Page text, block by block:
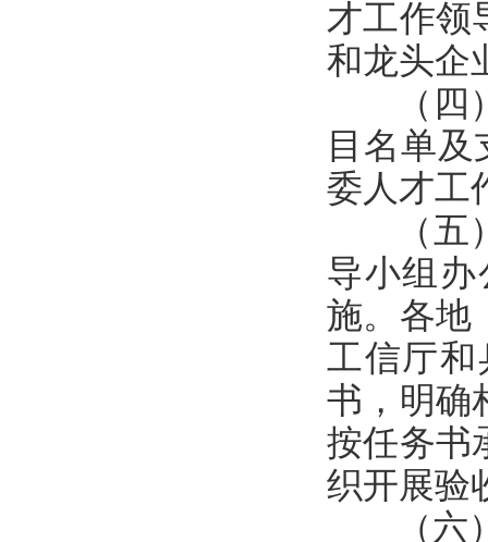
才工作领
和龙头企
（四）
目名单
委人才工
（五）
导小组
施。各地
工信厅
书，明确
按任务书
织开展验
（六）